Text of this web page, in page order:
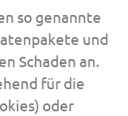
so genannte
und
Schaden an.
für die
oder